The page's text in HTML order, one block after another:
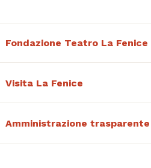
Fondazione Teatro La Fenice
Visita La Fenice
Amministrazione trasparente